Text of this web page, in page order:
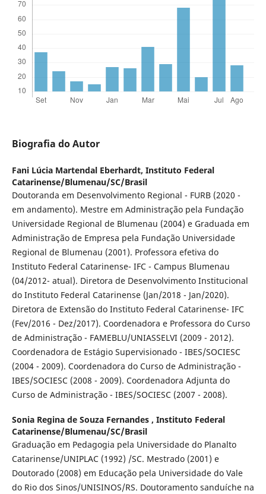
Biografia do Autor
Fani Lúcia Martendal Eberhardt, Instituto Federal
Catarinense/Blumenau/SC/Brasil
Doutoranda em Desenvolvimento Regional - FURB (2020 -
em andamento). Mestre em Administração pela Fundação
Universidade Regional de Blumenau (2004) e Graduada em
Administração de Empresa pela Fundação Universidade
Regional de Blumenau (2001). Professora efetiva do
Instituto Federal Catarinense- IFC - Campus Blumenau
(04/2012- atual). Diretora de Desenvolvimento Institucional
do Instituto Federal Catarinense (Jan/2018 - Jan/2020).
Diretora de Extensão do Instituto Federal Catarinense- IFC
(Fev/2016 - Dez/2017). Coordenadora e Professora do Curso
de Administração - FAMEBLU/UNIASSELVI (2009 - 2012).
Coordenadora de Estágio Supervisionado - IBES/SOCIESC
(2004 - 2009). Coordenadora do Curso de Administração -
IBES/SOCIESC (2008 - 2009). Coordenadora Adjunta do
Curso de Administração - IBES/SOCIESC (2007 - 2008).
Sonia Regina de Souza Fernandes , Instituto Federal
Catarinense/Blumenau/SC/Brasil
Graduação em Pedagogia pela Universidade do Planalto
Catarinense/UNIPLAC (1992) /SC. Mestrado (2001) e
Doutorado (2008) em Educação pela Universidade do Vale
do Rio dos Sinos/UNISINOS/RS. Doutoramento sanduíche na